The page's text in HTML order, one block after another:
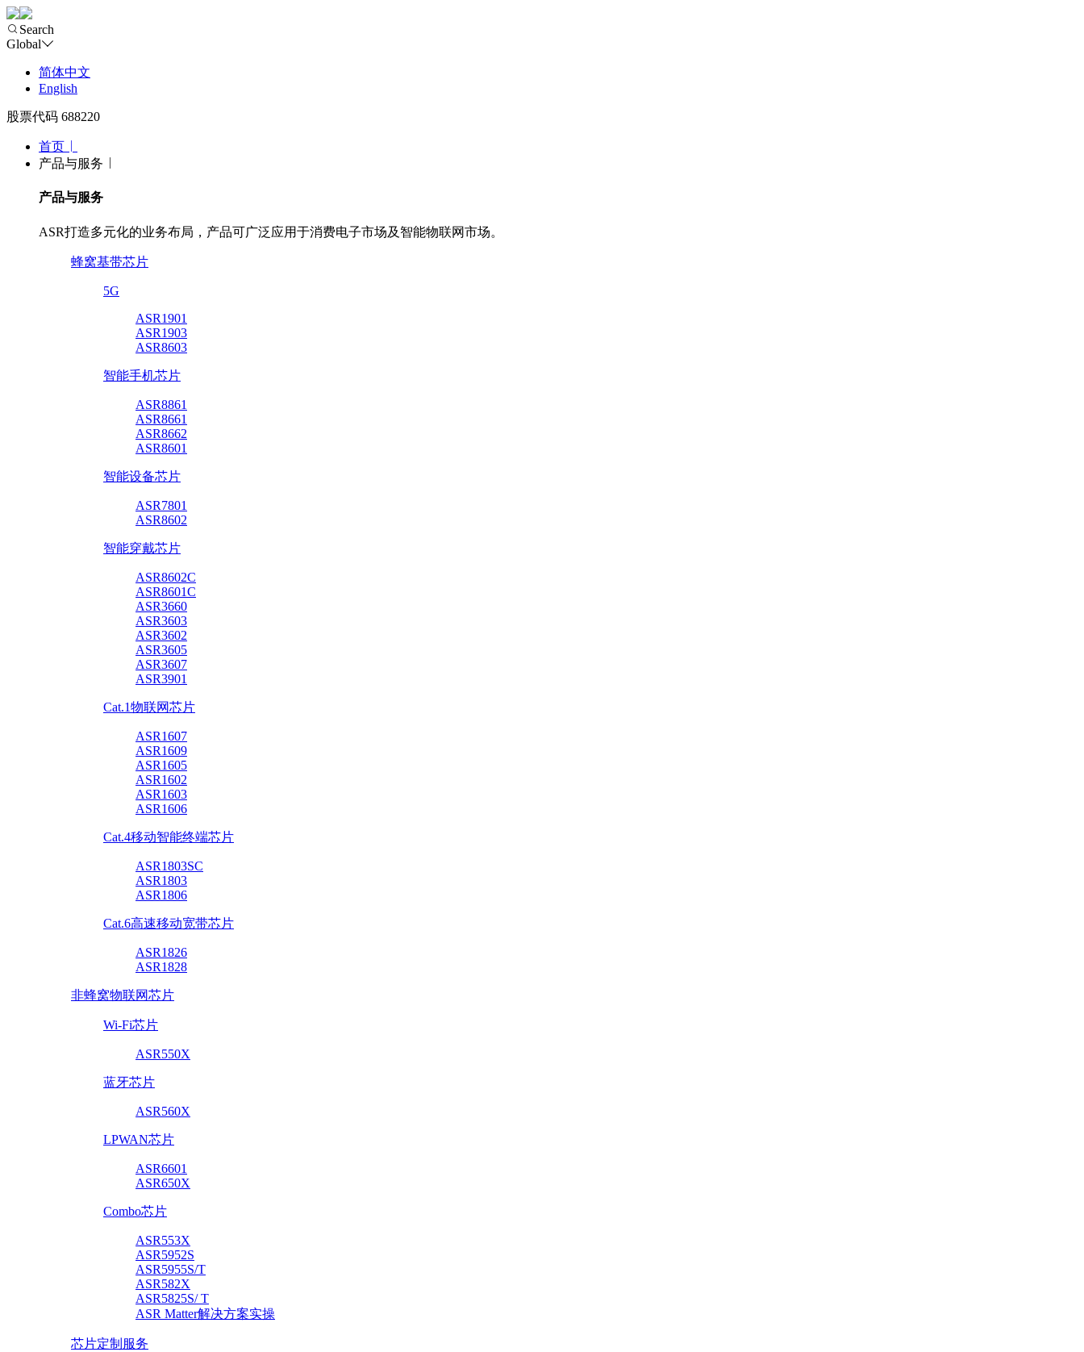
Search
Global
简体中文
English
股票代码 688220
首页
产品与服务
产品与服务
ASR打造多元化的业务布局，产品可广泛应用于消费电子市场及智能物联网市场。
蜂窝基带芯片
5G
ASR1901
ASR1903
ASR8603
智能手机芯片
ASR8861
ASR8661
ASR8662
ASR8601
智能设备芯片
ASR7801
ASR8602
智能穿戴芯片
ASR8602C
ASR8601C
ASR3660
ASR3603
ASR3602
ASR3605
ASR3607
ASR3901
Cat.1物联网芯片
ASR1607
ASR1609
ASR1605
ASR1602
ASR1603
ASR1606
Cat.4移动智能终端芯片
ASR1803SC
ASR1803
ASR1806
Cat.6高速移动宽带芯片
ASR1826
ASR1828
非蜂窝物联网芯片
Wi-Fi芯片
ASR550X
蓝牙芯片
ASR560X
LPWAN芯片
ASR6601
ASR650X
Combo芯片
ASR553X
ASR5952S
ASR5955S/T
ASR582X
ASR5825S/ T
ASR Matter解决方案实操
芯片定制服务